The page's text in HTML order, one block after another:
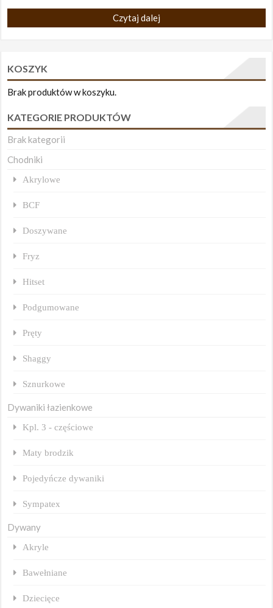
Czytaj dalej
KOSZYK
Brak produktów w koszyku.
KATEGORIE PRODUKTÓW
Brak kategorii
Chodniki
Akrylowe
BCF
Doszywane
Fryz
Hitset
Podgumowane
Pręty
Shaggy
Sznurkowe
Dywaniki łazienkowe
Kpl. 3 - częściowe
Maty brodzik
Pojedyńcze dywaniki
Sympatex
Dywany
Akryle
Bawełniane
Dziecięce